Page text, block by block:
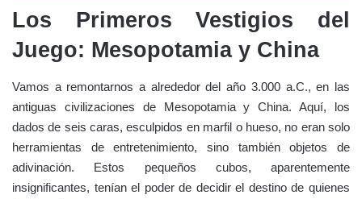
Los Primeros Vestigios del
Juego: Mesopotamia y China
Vamos a remontarnos a alrededor del año 3.000 a.C., en las
antiguas civilizaciones de Mesopotamia y China. Aquí, los
dados de seis caras, esculpidos en marfil o hueso, no eran solo
herramientas de entretenimiento, sino también objetos de
adivinación. Estos pequeños cubos, aparentemente
insignificantes, tenían el poder de decidir el destino de quienes